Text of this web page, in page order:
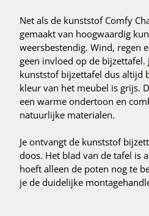
Net als de kunststof Comfy
gemaakt van hoogwaardig
weersbestendig. Wind, regen
geen invloed op de bijzettafel.
kunststof bijzettafel dus altijd
kleur van het meubel is grijs.
een warme ondertoon en
natuurlijke materialen.
Je ontvangt de kunststof
doos. Het blad van de tafel is
hoeft alleen de poten nog te
je de duidelijke